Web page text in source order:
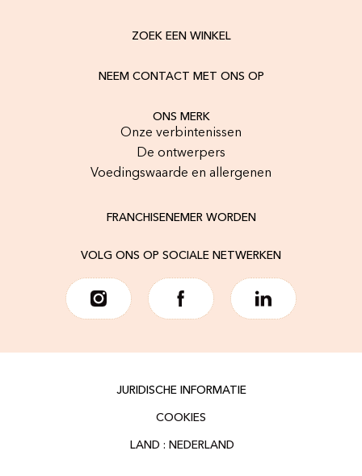
ZOEK EEN WINKEL
NEEM CONTACT MET ONS OP
ONS MERK
Onze verbintenissen
De ontwerpers
Voedingswaarde en allergenen
FRANCHISENEMER WORDEN
VOLG ONS OP SOCIALE NETWERKEN
JURIDISCHE INFORMATIE
COOKIES